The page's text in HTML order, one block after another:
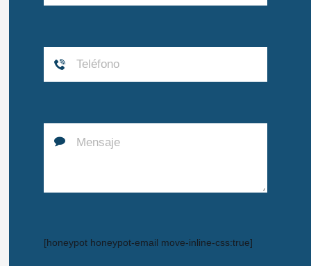
[honeypot honeypot-email move-inline-css:true]